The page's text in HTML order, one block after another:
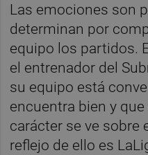
Las emociones son
determinan por
equipo los partidos.
el entrenador del
su equipo está
encuentra bien y
carácter se ve sobre
reflejo de ello es